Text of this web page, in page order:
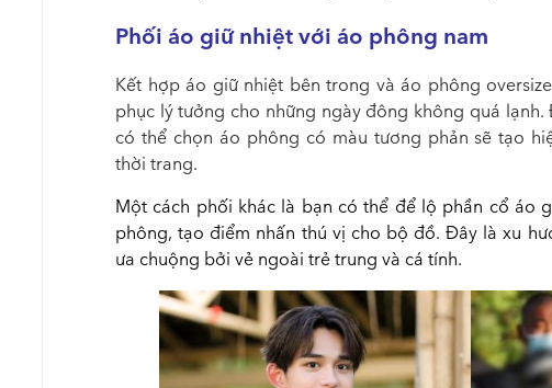
Phối áo giữ nhiệt với áo phông nam
Kết hợp áo giữ nhiệt bên trong và áo phông
phục lý tưởng cho những ngày đông không quá
có thể chọn áo phông có màu tương phản sẽ tạo
thời trang.
Một cách phối khác là bạn có thể để lộ phần cổ áo
phông, tạo điểm nhấn thú vị cho bộ đồ. Đây là xu
ưa chuộng bởi vẻ ngoài trẻ trung và cá tính.